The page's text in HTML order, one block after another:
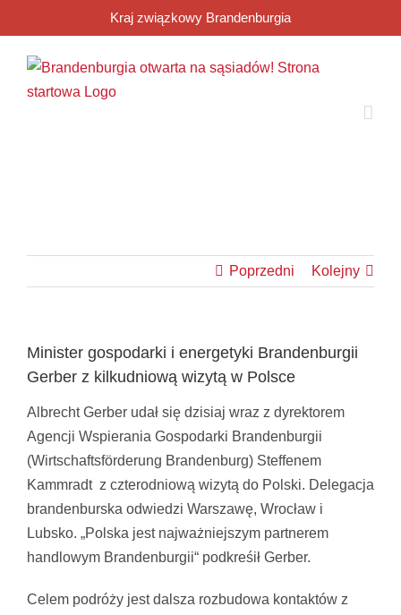
do
zawartości
Kraj związkowy Brandenburgia
Poprzedni Kolejny
Minister gospodarki i energetyki Brandenburgii
Gerber z kilkudniową wizytą w Polsce
Albrecht Gerber udał się dzisiaj wraz z dyrektorem
Agencji Wspierania Gospodarki Brandenburgii
(Wirtschaftsförderung Brandenburg) Steffenem
Kammradt z czterodniową wizytą do Polski. Delegacja
brandenburska odwiedzi Warszawę, Wrocław i
Lubsko. „Polska jest najważniejszym partnerem
handlowym Brandenburgii“ podkreśił Gerber.
Celem podróży jest dalsza rozbudowa kontaktów z